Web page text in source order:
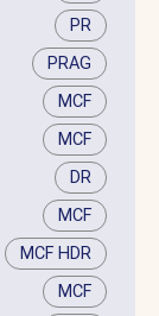
PR
PRAG
MCF
MCF
DR
MCF
MCF HDR
MCF